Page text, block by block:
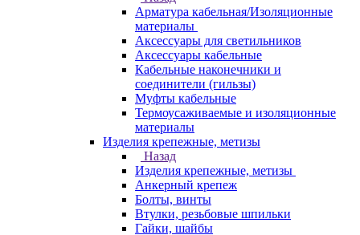
Арматура кабельная/Изоляционные
материалы
Аксессуары для светильников
Аксессуары кабельные
Кабельные наконечники и
соединители (гильзы)
Муфты кабельные
Термоусаживаемые и изоляционные
материалы
Изделия крепежные, метизы
Назад
Изделия крепежные, метизы
Анкерный крепеж
Болты, винты
Втулки, резьбовые шпильки
Гайки, шайбы